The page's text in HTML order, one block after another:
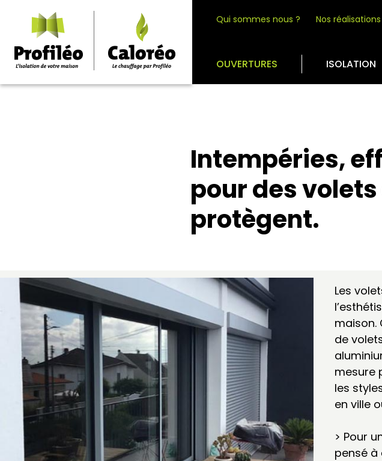
Qui sommes nous ? Nos réalisations
OUVERTURES ISOLATION
Intempéries,
pour des
protègent.
Les
maison.
de
mesure
les
en ville
> Pour
pensé à